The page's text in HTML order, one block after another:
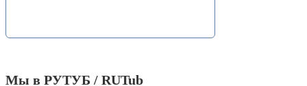
Мы в РУТУБ / RUTub